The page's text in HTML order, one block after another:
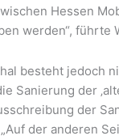
Hessen
werden“, führte
besteht jedoch
Sanierung der
der
der anderen